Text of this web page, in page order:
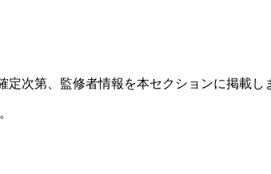
次第、監修者情報を本セクションに掲載し